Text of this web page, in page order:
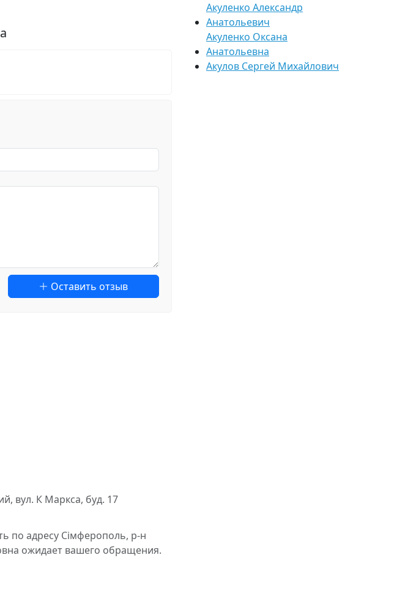
Оставить отзыв
вул. К Маркса, буд. 17
по адресу Сімферополь, р-н
ожидает вашего обращения.
Акуленко Александр
Анатольевич
Акуленко Оксана
Анатольевна
Акулов Сергей Михайлович